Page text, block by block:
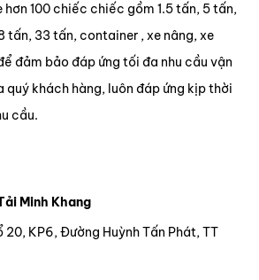
100 chiếc chiếc gồm 1.5 tấn, 5 tấn,
tấn, 33 tấn, container , xe nâng, xe
đảm bảo đáp ứng tối đa nhu cầu vận
quý khách hàng, luôn đáp ứng kịp thời
cầu.
Minh Khang
20, KP6, Đường Huỳnh Tấn Phát, TT